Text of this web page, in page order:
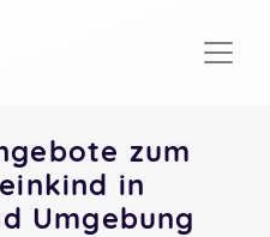
zum
in
Umgebung